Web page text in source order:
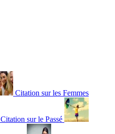
Citation sur les Femmes
Citation sur le Passé